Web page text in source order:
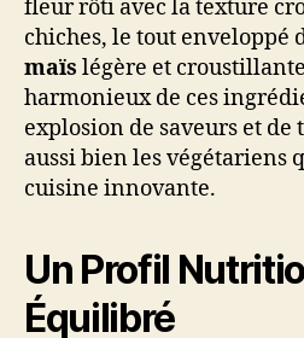
fleur rôti avec la texture
chiches, le tout enveloppé
maïs légère et
harmonieux de ces
explosion de saveurs et
aussi bien les végétariens
cuisine innovante.
Un Profil
Équilibré